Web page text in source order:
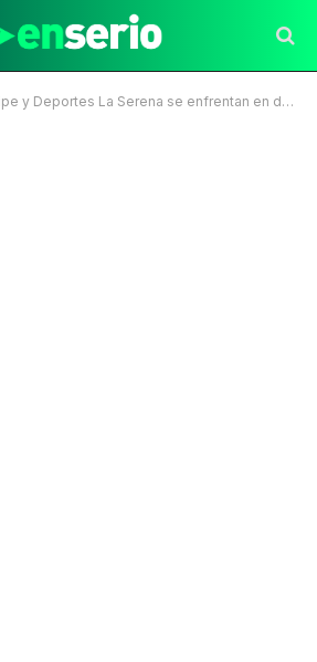
La Serena se enfrentan en duelo crucial por el liderato del Ascenso Betsson